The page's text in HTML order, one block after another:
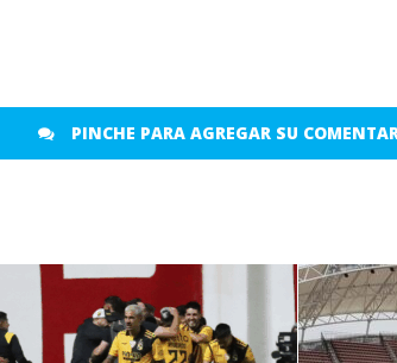
PINCHE PARA AGREGAR SU